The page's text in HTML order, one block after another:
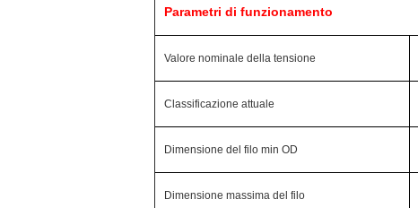
Parametri di funzionamento
Valore nominale della tensione
Classificazione attuale
Dimensione del filo min OD
Dimensione massima del filo